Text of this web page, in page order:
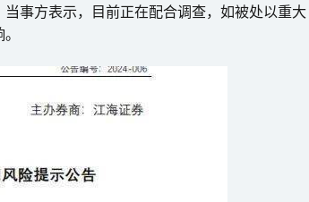
事方表示，目前正在配合调查，如被处以重大